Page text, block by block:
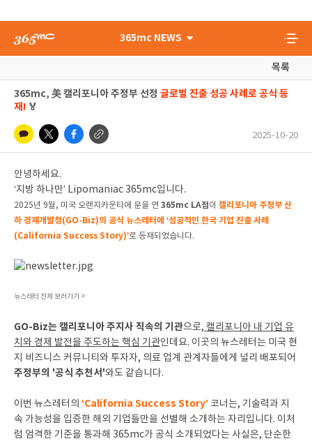
365mc NEWS
목록
365mc, 美 캘리포니아 주정부 선정 글로벌 진출 성공 사례로 공식 등
재! 🏅
2025-10-20
안녕하세요.
‘지방 하나만’ Lipomaniac 365mc입니다.
2025년 9월, 미국 오렌지카운티에 문을 연 365mc LA점이 캘리포니아 주정부 산
하 경제개발청(GO-Biz)의 공식 뉴스레터에 ‘성공적인 한국 기업 진출 사례
(California Success Story)’로 등재되었습니다.
뉴스레터 전체 보러가기 >
GO-Biz는 캘리포니아 주지사 직속의 기관으로, 캘리포니아 내 기업 유
치와 경제 발전을 주도하는 핵심 기관인데요. 이곳의 뉴스레터는 미국 현
지 비즈니스 커뮤니티와 투자자, 의료 업계 관계자들에게 널리 배포되어
주정부의 '공식 추천서'와도 같습니다.
이번 뉴스레터의 ‘California Success Story’ 코너는, 기술력과 지
속 가능성을 입증한 해외 기업들만을 선별해 소개하는 자리입니다. 이처
럼 엄격한 기준을 통과해 365mc가 공식 소개되었다는 사실은, 단순한